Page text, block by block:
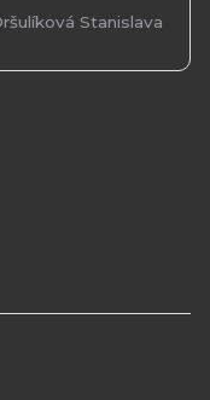
Stanislava